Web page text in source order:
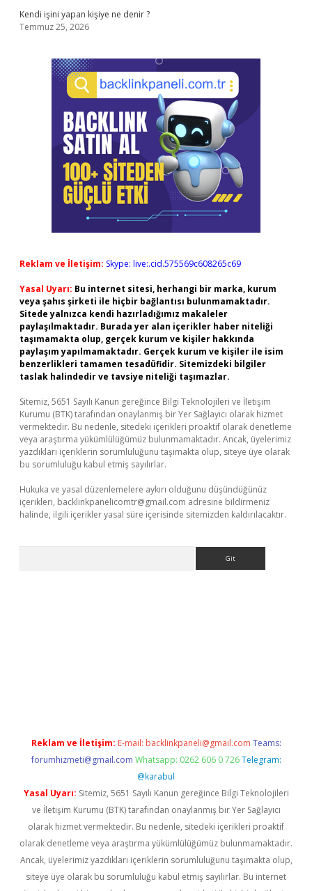
Kendi işini yapan kişiye ne denir ?
Temmuz 25, 2026
Reklam ve İletişim: Skype: live:.cid.575569c608265c69
Yasal Uyarı: Bu internet sitesi, herhangi bir marka, kurum
veya şahıs şirketi ile hiçbir bağlantısı bulunmamaktadır.
Sitede yalnızca kendi hazırladığımız makaleler
paylaşılmaktadır. Burada yer alan içerikler haber niteliği
taşımamakta olup, gerçek kurum ve kişiler hakkında
paylaşım yapılmamaktadır. Gerçek kurum ve kişiler ile isim
benzerlikleri tamamen tesadüfidir. Sitemizdeki bilgiler
taslak halindedir ve tavsiye niteliği taşımazlar.
Sitemiz, 5651 Sayılı Kanun gereğince Bilgi Teknolojileri ve İletişim
Kurumu (BTK) tarafından onaylanmış bir Yer Sağlayıcı olarak hizmet
vermektedir. Bu nedenle, sitedeki içerikleri proaktif olarak denetleme
veya araştırma yükümlülüğümüz bulunmamaktadır. Ancak, üyelerimiz
yazdıkları içeriklerin sorumluluğunu taşımakta olup, siteye üye olarak
bu sorumluluğu kabul etmiş sayılırlar.
Hukuka ve yasal düzenlemelere aykırı olduğunu düşündüğünüz
içerikleri, backlinkpanelicomtr@gmail.com adresine bildirmeniz
halinde, ilgili içerikler yasal süre içerisinde sitemizden kaldırılacaktır.
Reklam ve İletişim: E-mail: backlinkpaneli@gmail.com Teams:
forumhizmeti@gmail.com Whatsapp: 0262 606 0 726 Telegram:
@karabul
Yasal Uyarı: Sitemiz, 5651 Sayılı Kanun gereğince Bilgi Teknolojileri
ve İletişim Kurumu (BTK) tarafından onaylanmış bir Yer Sağlayıcı
olarak hizmet vermektedir. Bu nedenle, sitedeki içerikleri proaktif
olarak denetleme veya araştırma yükümlülüğümüz bulunmamaktadır.
Ancak, üyelerimiz yazdıkları içeriklerin sorumluluğunu taşımakta olup,
siteye üye olarak bu sorumluluğu kabul etmiş sayılırlar. Bu internet